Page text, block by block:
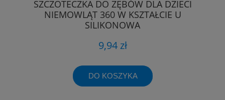
SZCZOTECZKA DO ZĘBÓW DLA DZIECI
NIEMOWLĄT 360 W KSZTAŁCIE U
SILIKONOWA
9,94 zł
DO KOSZYKA